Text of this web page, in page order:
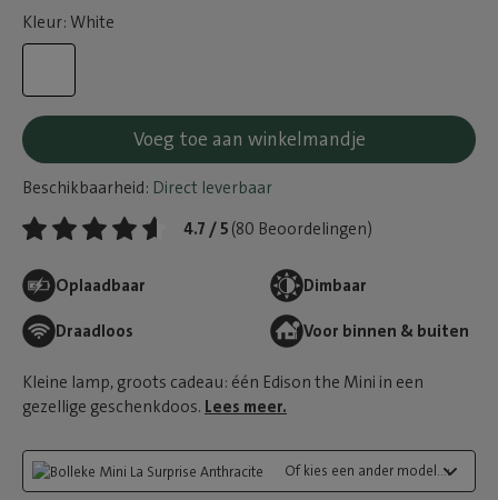
Kleur: White
Voeg toe aan winkelmandje
Beschikbaarheid: Direct leverbaar
4.7 / 5 (80 Beoordelingen)
Oplaadbaar Dimbaar
Draadloos Voor binnen & buiten
Kleine lamp, groots cadeau: één Edison the Mini in een
gezellige geschenkdoos. Lees meer.
Of kies een ander model...: